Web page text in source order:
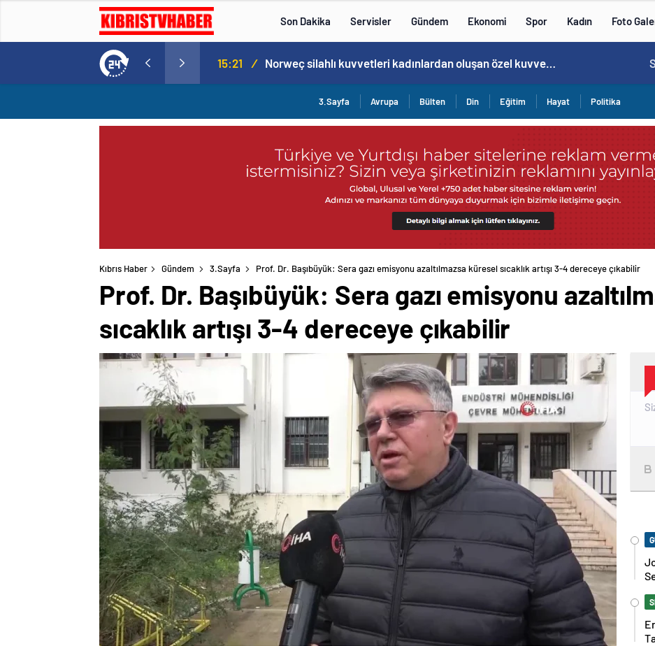
Son Dakika Servisler Gündem Ekonomi Spor Kadın Foto
Norweç silahlı kuvvetleri kadınlardan oluşan özel kuvvetler eğitimlerini başlattı. 15:20 / Cristiano Ronaldo’nun akıllara zarar tüm kariyerinin istatistiğini çıkardık !
3.Sayfa Avrupa Bülten Din Eğitim Hayat Politika
Kıbrıs Haber Gündem 3.Sayfa Prof. Dr. Başıbüyük: Sera gazı emisyonu azaltılmazsa küresel sıcaklık artışı 3-4 dereceye çıkabilir
Prof. Dr. Başıbüyük: Sera gazı emisyonu
sıcaklık artışı 3-4 dereceye çıkabilir